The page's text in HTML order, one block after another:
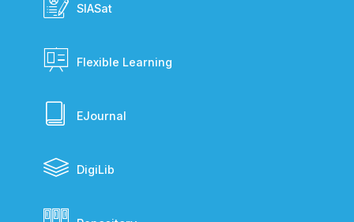
SIASat
Flexible Learning
EJournal
DigiLib